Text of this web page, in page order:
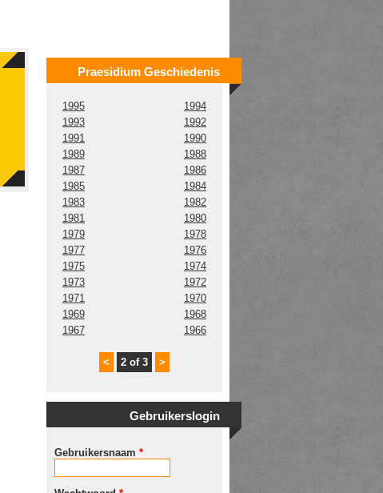
Praesidium Geschiedenis
1995
1994
1993
1992
1991
1990
1989
1988
1987
1986
1985
1984
1983
1982
1981
1980
1979
1978
1977
1976
1975
1974
1973
1972
1971
1970
1969
1968
1967
1966
< 2 of 3 >
Gebruikerslogin
Gebruikersnaam *